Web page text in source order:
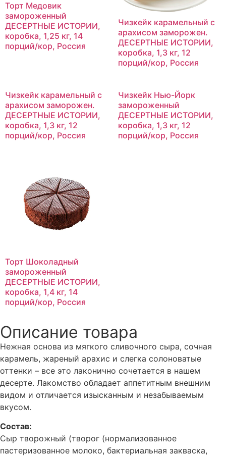
Торт Медовик
замороженный
ДЕСЕРТНЫЕ ИСТОРИИ,
коробка, 1,25 кг, 14
порций/кор, Россия
Чизкейк карамельный с
арахисом заморожен.
ДЕСЕРТНЫЕ ИСТОРИИ,
коробка, 1,3 кг, 12
порций/кор, Россия
Чизкейк карамельный с
арахисом заморожен.
ДЕСЕРТНЫЕ ИСТОРИИ,
коробка, 1,3 кг, 12
порций/кор, Россия
Чизкейк Нью-Йорк
замороженный
ДЕСЕРТНЫЕ ИСТОРИИ,
коробка, 1,3 кг, 12
порций/кор, Россия
Торт Шоколадный
замороженный
ДЕСЕРТНЫЕ ИСТОРИИ,
коробка, 1,4 кг, 14
порций/кор, Россия
Описание товара
Нежная основа из мягкого сливочного сыра, сочная
карамель, жареный арахис и слегка солоноватые
оттенки – все это лаконично сочетается в нашем
десерте. Лакомство обладает аппетитным внешним
видом и отличается изысканным и незабываемым
вкусом.
Состав:
Сыр творожный (творог (нормализованное
пастеризованное молоко, бактериальная закваска,